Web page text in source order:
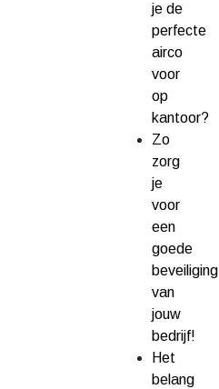
je de
perfecte
airco
voor
op
kantoor?
Zo
zorg
je
voor
een
goede
beveiliging
van
jouw
bedrijf!
Het
belang